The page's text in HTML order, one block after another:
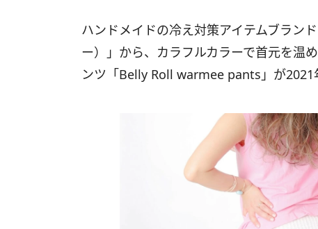
ハンドメイドの冷え対策アイテムブラン
ー）」から、カラフルカラーで首元を温
ンツ「Belly Roll warmee pants」が2021